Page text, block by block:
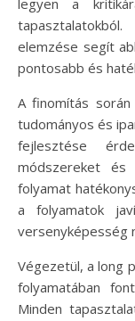
legyen a
elemzése segít
pontosabb és
A finomítás
tudományos és
fejlesztése
módszereket és
folyamat
a folyamatok
versenyképesség
Végezetül, a long
folyamatában
Minden